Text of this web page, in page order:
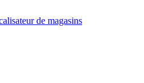
de magasins